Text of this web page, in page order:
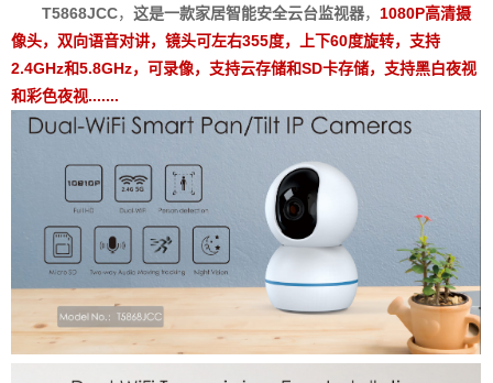
T5868JCC， 这是一款家居智能安全云台监视器， 1080P高清摄
像头， 双向语音对讲，镜头可左右355度，上下60度旋转，支持
2.4GHz和5.8GHz，可录像，支持云存储和SD卡存储，支持黑白夜视
和彩色夜视.......